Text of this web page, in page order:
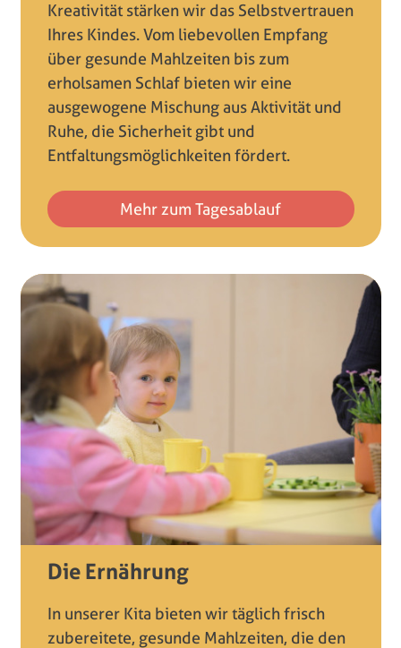
Kreativität stärken wir das Selbstvertrauen
Ihres Kindes. Vom liebevollen Empfang
über gesunde Mahlzeiten bis zum
erholsamen Schlaf bieten wir eine
ausgewogene Mischung aus Aktivität und
Ruhe, die Sicherheit gibt und
Entfaltungsmöglichkeiten fördert.
Mehr zum Tagesablauf
Die Ernährung
In unserer Kita bieten wir täglich frisch
zubereitete, gesunde Mahlzeiten, die den